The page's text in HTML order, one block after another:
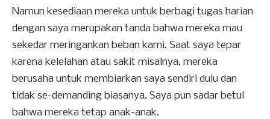
Namun kesediaan mereka untuk berbagi tugas harian
dengan saya merupakan tanda bahwa mereka mau
sekedar meringankan beban kami. Saat saya tepar
karena kelelahan atau sakit misalnya, mereka
berusaha untuk membiarkan saya sendiri dulu dan
tidak se-demanding biasanya. Saya pun sadar betul
bahwa mereka tetap anak-anak.